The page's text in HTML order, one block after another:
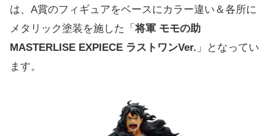
は、A賞のフィギュアをベースにカラー違い＆各所に
メタリック塗装を施した「将軍 モモの助
MASTERLISE EXPIECE ラストワンVer. 」となってい
ます。